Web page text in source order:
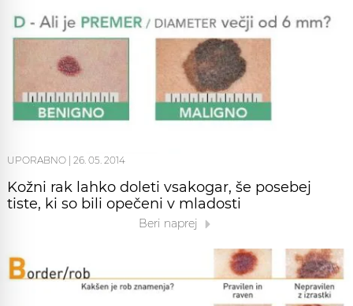
UPORABNO 26. 05. 2014
Kožni rak lahko doleti vsakogar, še posebej
tiste, ki so bili opečeni v mladosti
Beri naprej